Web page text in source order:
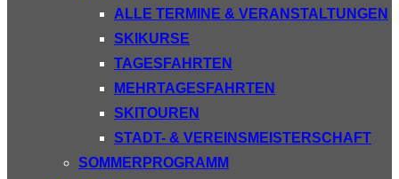
ALLE TERMINE & VERANSTALTUNGEN
SKIKURSE
TAGESFAHRTEN
MEHRTAGESFAHRTEN
SKITOUREN
STADT- & VEREINSMEISTERSCHAFT
SOMMERPROGRAMM